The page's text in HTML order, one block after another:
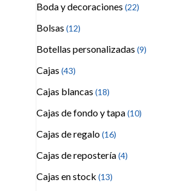
Boda y decoraciones (22)
Bolsas (12)
Botellas personalizadas (9)
Cajas (43)
Cajas blancas (18)
Cajas de fondo y tapa(10)
Cajas de regalo(16)
Cajas de repostería(4)
Cajas en stock (13)